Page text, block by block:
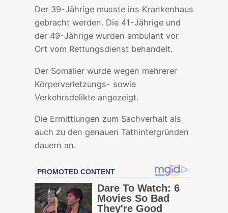
Der 39-Jährige musste ins Krankenhaus
gebracht werden. Die 41-Jährige und
der 49-Jährige wurden ambulant vor
Ort vom Rettungsdienst behandelt.
Der Somalier wurde wegen mehrerer
Körperverletzungs- sowie
Verkehrsdelikte angezeigt.
Die Ermittlungen zum Sachverhalt als
auch zu den genauen Tathintergründen
dauern an.